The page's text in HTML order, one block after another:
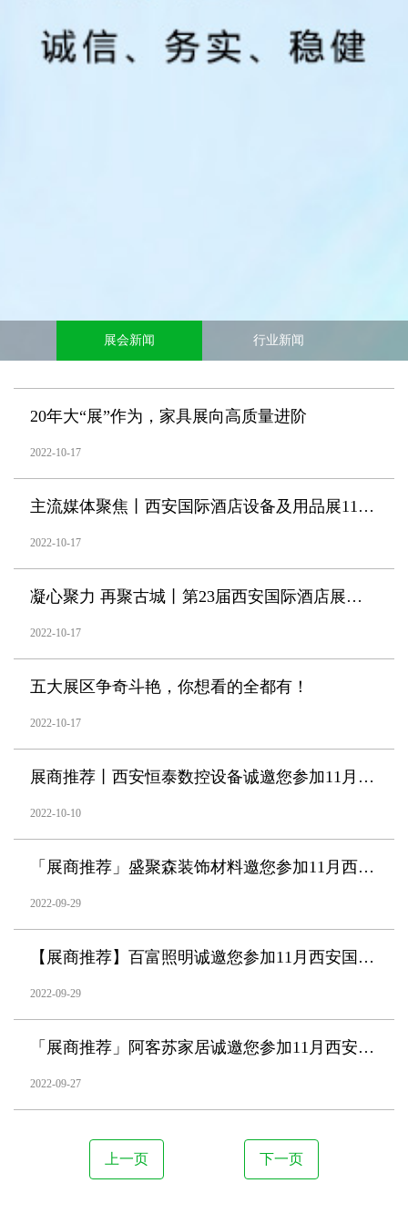
展会新闻 行业新闻
20年大“展”作为，家具展向高质量进阶
2022-10-17
主流媒体聚焦丨西安国际酒店设备及用品展11月盛大启幕
2022-10-17
凝心聚力 再聚古城丨第23届西安国际酒店展即将盛大启幕
2022-10-17
五大展区争奇斗艳，你想看的全都有！
2022-10-17
展商推荐丨西安恒泰数控设备诚邀您参加11月西安国际家具展
2022-10-10
「展商推荐」盛聚森装饰材料邀您参加11月西安国际家具博览会
2022-09-29
【展商推荐】百富照明诚邀您参加11月西安国际家具博览会
2022-09-29
「展商推荐」阿客苏家居诚邀您参加11月西安国际家具博览会
2022-09-27
上一页 下一页